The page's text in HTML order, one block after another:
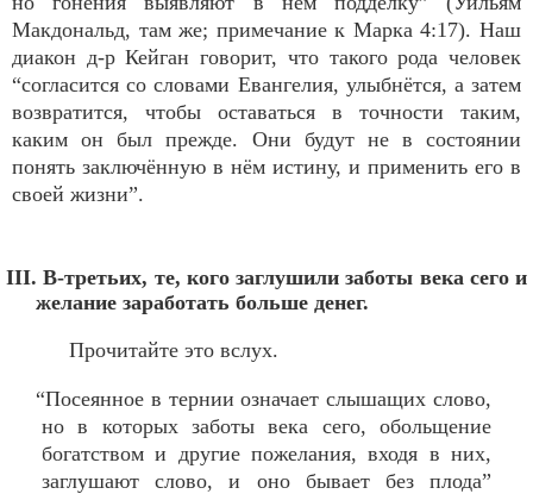
Макдональд, там же; примечание к Марка 4:17). Наш
диакон д-р Кейган говорит, что такого рода человек
“согласится со словами Евангелия, улыбнётся, а затем
возвратится, чтобы оставаться в точности таким,
каким он был прежде. Они будут не в состоянии
понять заключённую в нём истину, и применить его в
своей жизни”.
III. В-третьих, те, кого заглушили заботы века сего и
желание заработать больше денег.
Прочитайте это вслух.
“Посеянное в тернии означает слышащих слово,
но в которых заботы века сего, обольщение
богатством и другие пожелания, входя в них,
заглушают слово, и оно бывает без плода”